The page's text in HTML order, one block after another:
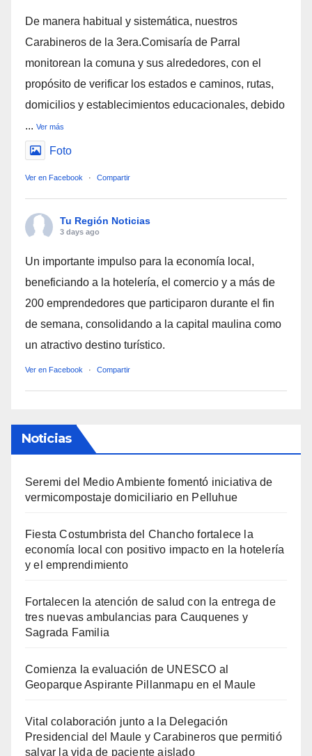
De manera habitual y sistemática, nuestros
Carabineros de la 3era.Comisaría de Parral
monitorean la comuna y sus alrededores, con el
propósito de verificar los estados e caminos, rutas,
domicilios y establecimientos educacionales, debido
... Ver más
Foto
Ver en Facebook · Compartir
Tu Región Noticias
3 days ago
Un importante impulso para la economía local,
beneficiando a la hotelería, el comercio y a más de
200 emprendedores que participaron durante el fin
de semana, consolidando a la capital maulina como
un atractivo destino turístico.
Ver en Facebook · Compartir
Noticias
Seremi del Medio Ambiente fomentó iniciativa de
vermicompostaje domiciliario en Pelluhue
Fiesta Costumbrista del Chancho fortalece la
economía local con positivo impacto en la hotelería
y el emprendimiento
Fortalecen la atención de salud con la entrega de
tres nuevas ambulancias para Cauquenes y
Sagrada Familia
Comienza la evaluación de UNESCO al
Geoparque Aspirante Pillanmapu en el Maule
Vital colaboración junto a la Delegación
Presidencial del Maule y Carabineros que permitió
salvar la vida de paciente aislado